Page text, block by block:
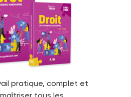
pratique, complet et